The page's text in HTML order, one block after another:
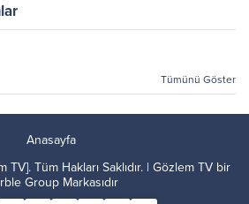
Tümünü Göster
Anasayfa
Tüm Hakları Saklıdır. | Gözlem TV bir
Group Markasıdır